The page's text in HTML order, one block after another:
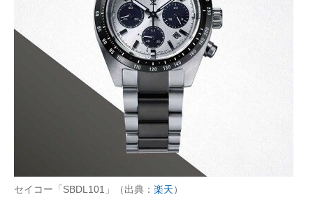
セイコー「SBDL101」（出典： 楽天）